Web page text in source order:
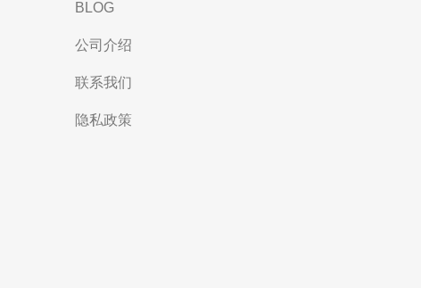
BLOG
公司介绍
联系我们
隐私政策